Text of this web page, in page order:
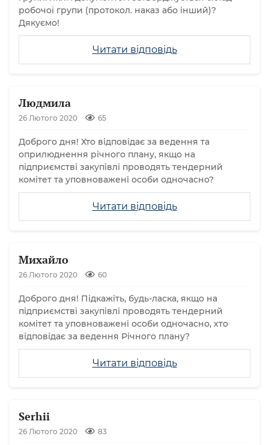
Читати відповідь
робочої групи (протокол. наказ або інший)?
Дякуємо!
Людмила
26 Лютого 2020 65
Читати відповідь
Доброго дня! Хто відповідає за ведення та
оприлюднення річного плану, якщо на
підприємстві закупівлі проводять тендерний
комітет та уповноважені особи одночасно?
Михайло
26 Лютого 2020 60
Читати відповідь
Доброго дня! Підкажіть, будь-ласка, якщо на
підприємстві закупівлі проводять тендерний
комітет та уповноважені особи одночасно, хто
відповідає за ведення Річного плану?
Serhii
26 Лютого 2020 83